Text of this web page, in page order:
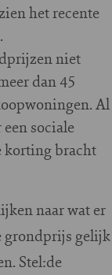
het recente
niet
dan 45
Al
sociale
korting bracht
naar wat er
grondprijs gelijk
Stel:de